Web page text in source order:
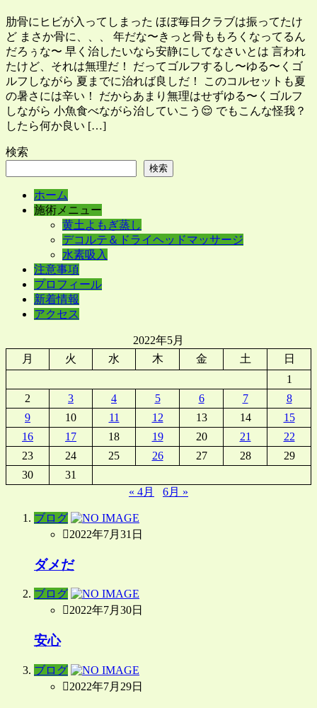
肋骨にヒビが入ってしまった ほぼ毎日クラブは振ってたけ
ど まさか骨に、、、 年だな〜きっと骨ももろくなってるん
だろぅな〜 早く治したいなら安静にしてなさいとは 言われ
たけど、それは無理だ！ だってゴルフするし〜ゆる〜くゴ
ルフしながら 夏までに治れば良しだ！ このコルセットも夏
の暑さには辛い！ だからあまり無理はせずゆる〜くゴルフ
しながら 小魚食べながら治していこう😌 でもこんな怪我？
したら何か良い […]
検索
検索
ホーム
施術メニュー
黄土よもぎ蒸し
デコルテ＆ドライヘッドマッサージ
水素吸入
注意事項
プロフィール
新着情報
アクセス
2022年5月
月
火 水 木 金 土
日
1
2
3 4 5 6 7
8
9
10 11 12 13 14
15
16
17 18 19 20 21
22
23
24 25 26 27 28
29
30
31
« 4月
6月 »
ブログ
2022年7月31日
ダメだ
ブログ
2022年7月30日
安心
ブログ
2022年7月29日